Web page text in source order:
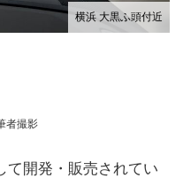
横浜 大黒ふ頭付近
者撮影
て開発・販売されてい